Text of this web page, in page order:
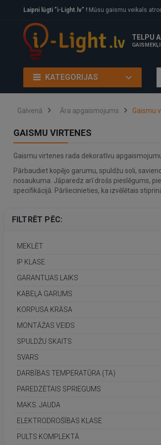
Laipni lūgti "i-Light.lv" ! Mūsu gaismu veikals atrodas
TELPU
KATEGORIJAS
Galvenā Āra apgaismojums Gaismu
GAISMU VIRTENES
Gaismu virtenes rada dekoratīvu
Pārbaudiet kopējo garumu, spuldžu soli,
nosaukuma. Jāparedz arī drošs pieslēgums,
specifikācijā. Pārliecinieties, ka izvēlētais
FILTRĒT PĒC:
MEKLĒT
IP KLASE
GARANTIJAS LAIKS
KABEĻA GARUMS
KORPUSA KRĀSA
MONTĀŽAS VEIDS
SPULDŽU SKAITS
SVARS
DARBĪBAS TEMPERATŪRA (TA)
PAREDZĒTAIS SPRIEGUMS
MAKS. JAUDA
ELEKTRODROŠĪBAS KLASE
PULTS KOMPLEKTĀ